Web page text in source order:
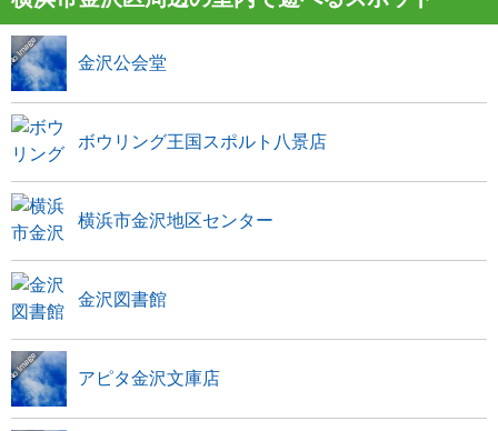
金沢公会堂
ボウリング王国スポルト八景店
横浜市金沢地区センター
金沢図書館
アピタ金沢文庫店